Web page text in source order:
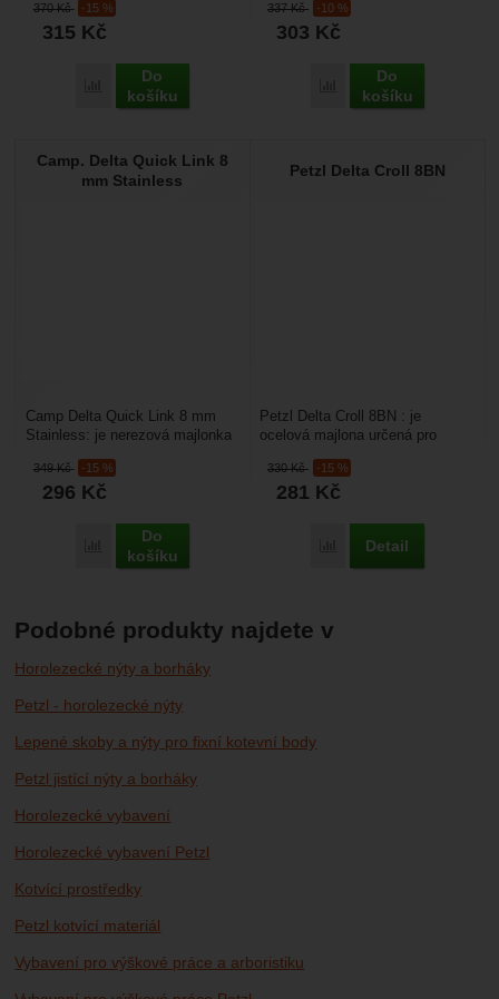
370Kč -15 %
315 Kč
Porovnat
Do
košíku
lezení....
337Kč -10 %
303 Kč
Porovnat
Do
košíku
potřebujete oddělit...
Camp. Delta Quick Link 8
mm Stainless
349Kč -15 %
296 Kč
Porovnat
Do
košíku
Camp Delta Quick Link 8 mm
Stainless: je nerezová majlonka
kotvení...
Petzl Delta Croll 8BN
330Kč -15 %
281 Kč
Porovnat
Detail
Petzl Delta Croll 8BN : je
ocelová majlona určená pro
pojistku proti...
Podobné produkty najdete v
Horolezecké nýty a borháky
Petzl - horolezecké nýty
Lepené skoby a nýty pro fixní kotevní body
Petzl jistící nýty a borháky
Horolezecké vybavení
Horolezecké vybavení Petzl
Kotvící prostředky
Petzl kotvící materiál
Vybavení pro výškové práce a arboristiku